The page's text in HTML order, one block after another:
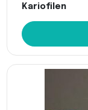
Kariofilen